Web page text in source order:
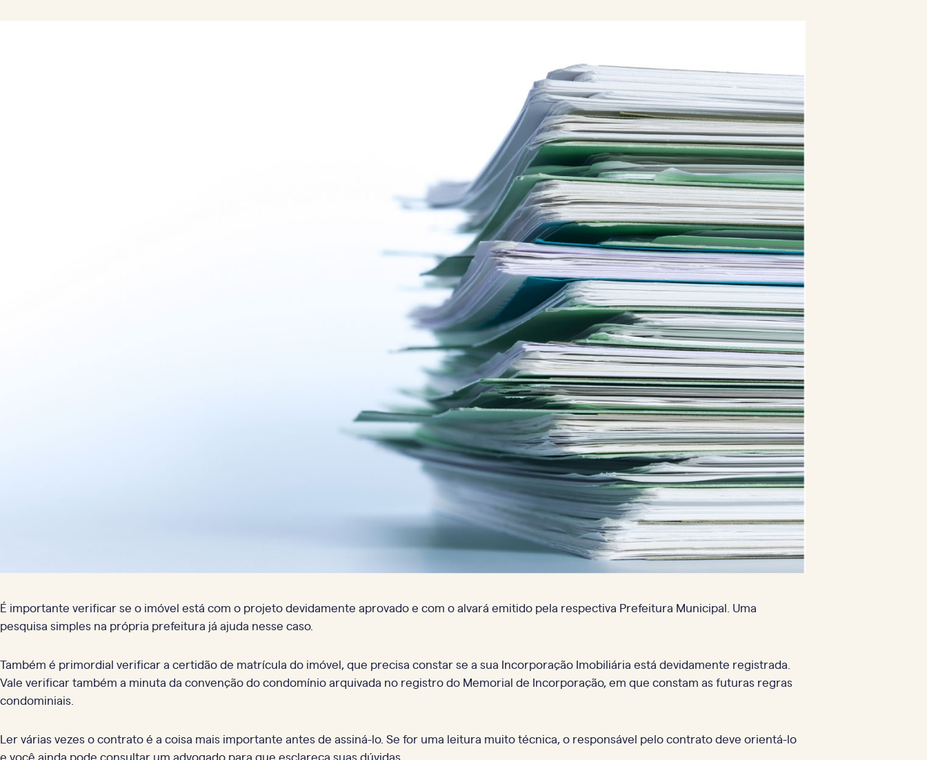
É importante verificar se o imóvel está com o projeto devidamente aprovado e com o alvará emitido pela respectiva Prefeitura Municipal. Uma
pesquisa simples na própria prefeitura já ajuda nesse caso.
Também é primordial verificar a certidão de matrícula do imóvel, que precisa constar se a sua Incorporação Imobiliária está devidamente registrada.
Vale verificar também a minuta da convenção do condomínio arquivada no registro do Memorial de Incorporação, em que constam as futuras regras
condominiais.
Ler várias vezes o contrato é a coisa mais importante antes de assiná-lo. Se for uma leitura muito técnica, o responsável pelo contrato deve orientá-lo
e você ainda pode consultar um advogado para que esclareça suas dúvidas.